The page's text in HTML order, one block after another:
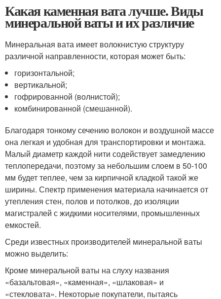
Какая каменная вата лучше. Виды
минеральной ваты и их различие
Минеральная вата имеет волокнистую структуру
различной направленности, которая может быть:
горизонтальной;
вертикальной;
гофрированной (волнистой);
комбинированной (смешанной).
Благодаря тонкому сечению волокон и воздушной массе
она легкая и удобная для транспортировки и монтажа.
Малый диаметр каждой нити содействует замедлению
теплопередачи, поэтому за небольшим слоем в 50-100
мм будет теплее, чем за кирпичной кладкой такой же
ширины. Спектр применения материала начинается от
утепления стен, полов и потолков, до изоляции
магистралей с жидкими носителями, промышленных
емкостей.
Среди известных производителей минеральной ваты
можно выделить:
Кроме минеральной ваты на слуху названия
«базальтовая», «каменная», «шлаковая» и
«стекловата». Некоторые покупатели, пытаясь